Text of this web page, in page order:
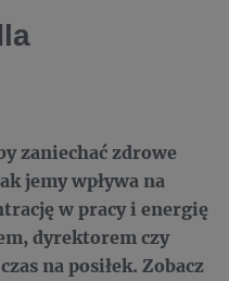
zaniechać zdrowe
jemy wpływa na
w pracy i energię
dyrektorem czy
na posiłek. Zobacz